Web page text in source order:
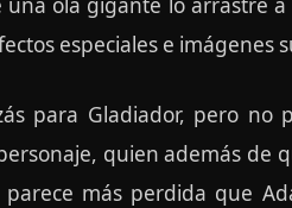
especiales e imágenes
para Gladiador, pero no
quien además de
más perdida que